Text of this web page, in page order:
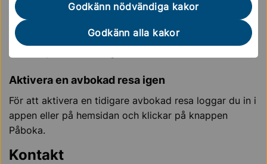
Godkänn nödvändiga kakor
Godkänn alla kakor
vald resa. Tänk på att du alltid ska skriva ditt namn
i avbokningen!
Om din resa på morgonen uteblir bokas även din
Aktivera en avbokad resa igen
För att aktivera en tidigare avbokad resa loggar du in i
appen eller på hemsidan och klickar på knappen
Påboka.
Kontakt